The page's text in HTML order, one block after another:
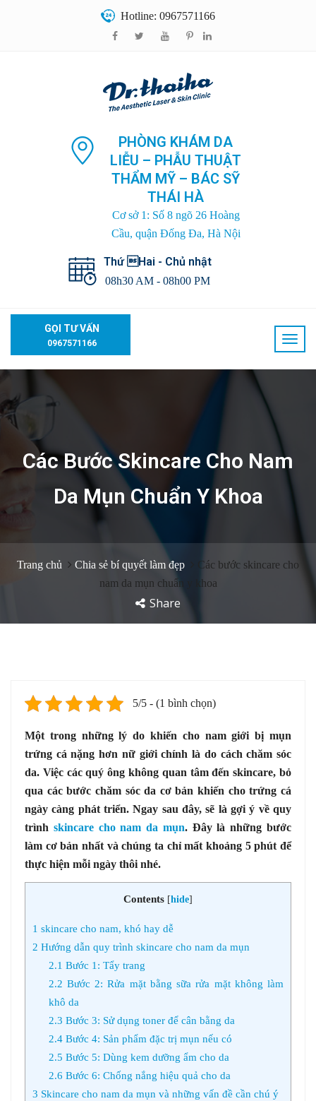
Hotline: 0967571166
PHÒNG KHÁM DA
LIỄU – PHẪU THUẬT
THẨM MỸ – BÁC SỸ
THÁI HÀ
Cơ sở 1: Số 8 ngõ 26 Hoàng
Cầu, quận Đống Đa, Hà Nội
Thứ Hai - Chủ nhật
08h30 AM - 08h00 PM
GỌI TƯ VẤN
0967571166
Các Bước Skincare Cho Nam
Da Mụn Chuẩn Y Khoa
Trang chủ Chia sẻ bí quyết làm đẹp
Các bước skincare cho
nam da mụn chuẩn y khoa
Share
5/5 - (1 bình chọn)
Một trong những lý do khiến cho nam giới bị mụn
trứng cá nặng hơn nữ giới chính là do cách chăm sóc
da. Việc các quý ông không quan tâm đến skincare, bỏ
qua các bước chăm sóc da cơ bản khiến cho trứng cá
ngày càng phát triển. Ngay sau đây, sẽ là gợi ý về quy
trình skincare cho nam da mụn. Đây là những bước
làm cơ bản nhất và chúng ta chỉ mất khoảng 5 phút để
thực hiện mỗi ngày thôi nhé.
Contents [hide]
1 skincare cho nam, khó hay dễ
2 Hướng dẫn quy trình skincare cho nam da mụn
2.1 Bước 1: Tẩy trang
2.2 Bước 2: Rửa mặt bằng sữa rửa mặt không làm
khô da
2.3 Bước 3: Sử dụng toner để cân bằng da
2.4Bước 4: Sản phẩm đặc trị mụn nếu có
2.5 Bước 5: Dùng kem dưỡng ẩm cho da
2.6 Bước 6: Chống nắng hiệu quả cho da
3 Skincare cho nam da mụn và những vấn đề cần chú ý